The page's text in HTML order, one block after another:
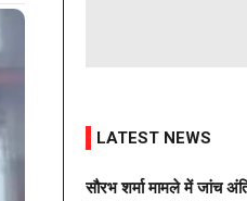
LATEST NEWS
सौरभ शर्मा मामले में जांच